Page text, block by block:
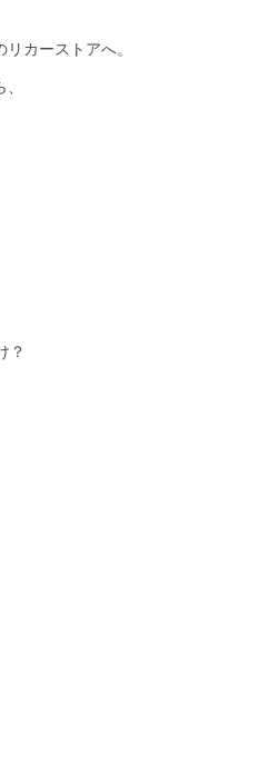
カーストアへ。
？